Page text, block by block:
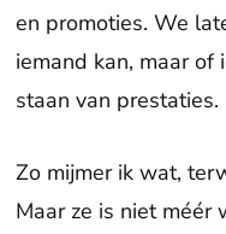
en promoties. We
iemand kan, maar
staan van
Zo mijmer ik wat,
Maar ze is niet méér